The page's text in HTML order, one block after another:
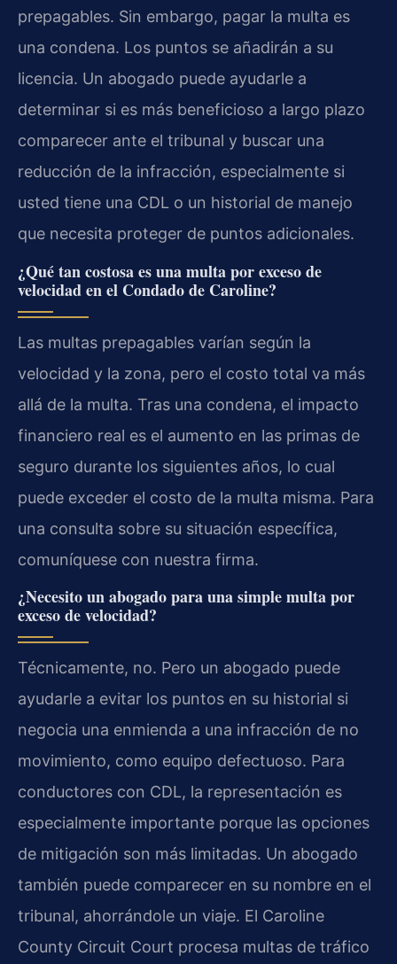
prepagables. Sin embargo, pagar la multa es
una condena. Los puntos se añadirán a su
licencia. Un abogado puede ayudarle a
determinar si es más beneficioso a largo plazo
comparecer ante el tribunal y buscar una
reducción de la infracción, especialmente si
usted tiene una CDL o un historial de manejo
que necesita proteger de puntos adicionales.
¿Qué tan costosa es una multa por exceso de
velocidad en el Condado de Caroline?
Las multas prepagables varían según la
velocidad y la zona, pero el costo total va más
allá de la multa. Tras una condena, el impacto
financiero real es el aumento en las primas de
seguro durante los siguientes años, lo cual
puede exceder el costo de la multa misma. Para
una consulta sobre su situación específica,
comuníquese con nuestra firma.
¿Necesito un abogado para una simple multa por
exceso de velocidad?
Técnicamente, no. Pero un abogado puede
ayudarle a evitar los puntos en su historial si
negocia una enmienda a una infracción de no
movimiento, como equipo defectuoso. Para
conductores con CDL, la representación es
especialmente importante porque las opciones
de mitigación son más limitadas. Un abogado
también puede comparecer en su nombre en el
tribunal, ahorrándole un viaje. El Caroline
County Circuit Court procesa multas de tráfico